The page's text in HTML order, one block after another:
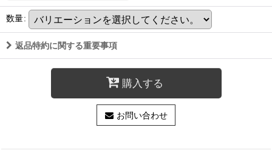
数量:
返品特約に関する重要事項
購入する
お問い合わせ